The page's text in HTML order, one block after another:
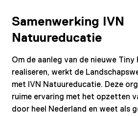
Samenwerking IVN
Natuureducatie
Om de aanleg van de nieuwe
realiseren, werkt de
met IVN Natuureducatie. Deze
ruime ervaring met het opzetten
door heel Nederland en weet als